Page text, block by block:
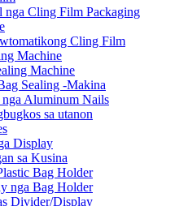
nga Cling Film Packaging
Cling Film
Machine
Machine
Sealing -Makina
Aluminum Nails
sa utanon
Display
sa Kusina
Bag Holder
nga Bag Holder
Divider/Display